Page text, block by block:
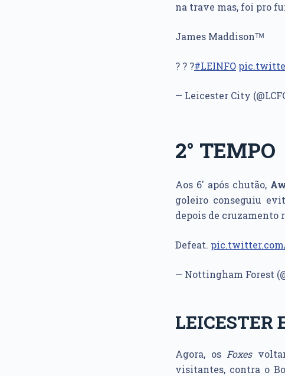
na trave mas, foi pro
James Maddisonᵀᴹ
? ? ?#LEINFO
— Leicester City
2° TEMPO
Aos 6′ após chutão,
goleiro conseguiu
depois de cruzamento
Defeat.
— Nottingham Forest
LEICESTER
Agora, os Foxes
visitantes, contra o